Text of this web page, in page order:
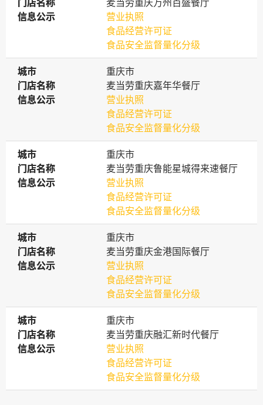
门店名称
门店名称
麦当劳重庆万州百盛餐厅
信息公示
信息公示
营业执照
食品经营许可证
食品安全监督量化分级
城市
城市
重庆市
门店名称
门店名称
麦当劳重庆嘉年华餐厅
信息公示
信息公示
营业执照
食品经营许可证
食品安全监督量化分级
城市
城市
重庆市
门店名称
门店名称
麦当劳重庆鲁能星城得来速餐厅
信息公示
信息公示
营业执照
食品经营许可证
食品安全监督量化分级
城市
城市
重庆市
门店名称
门店名称
麦当劳重庆金港国际餐厅
信息公示
信息公示
营业执照
食品经营许可证
食品安全监督量化分级
城市
城市
重庆市
门店名称
门店名称
麦当劳重庆融汇新时代餐厅
信息公示
信息公示
营业执照
食品经营许可证
食品安全监督量化分级